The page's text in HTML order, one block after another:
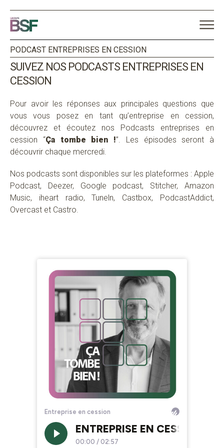
PODCAST ENTREPRISES EN CESSION
SUIVEZ NOS PODCASTS ENTREPRISES EN
CESSION
Pour avoir les réponses aux principales questions que
vous vous posez en tant qu’entreprise en cession,
découvrez et écoutez nos Podcasts entreprises en
cession “Ça tombe bien !”. Les épisodes seront à
découvrir chaque mercredi.
Nos podcasts sont disponibles sur les plateformes : Apple
Podcast, Deezer, Google podcast, Stitcher, Amazon
Music, iheart radio, Tuneln, Castbox, PodcastAddict,
Overcast et Castro.